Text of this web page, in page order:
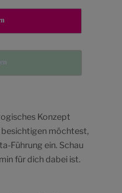
Konzept
besichtigen möchtest,
Führung ein. Schau
für dich dabei ist.